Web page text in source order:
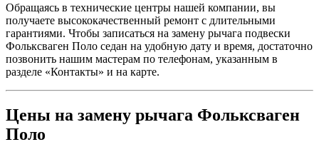
Обращаясь в технические центры нашей компании, вы
получаете высококачественный ремонт с длительными
гарантиями. Чтобы записаться на замену рычага подвески
Фольксваген Поло седан на удобную дату и время, достаточно
позвонить нашим мастерам по телефонам, указанным в
разделе «Контакты» и на карте.
Цены на замену рычага Фольксваген
Поло